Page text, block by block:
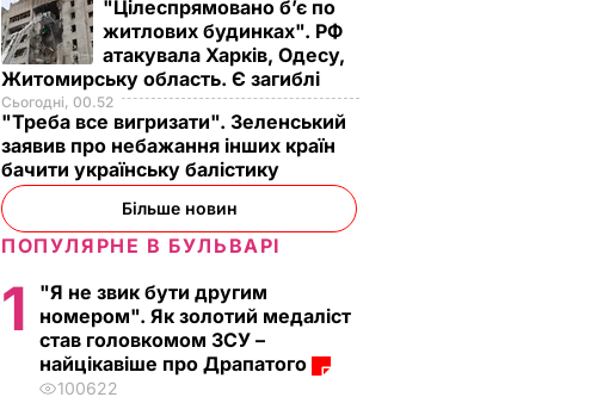
"Цілеспрямовано бʼє по
житлових будинках". РФ
атакувала Харків, Одесу,
Житомирську область. Є загиблі
Сьогодні, 00.52
"Треба все вигризати". Зеленський
заявив про небажання інших країн
бачити українську балістику
Більше новин
ПОПУЛЯРНЕ В БУЛЬВАРІ
1
"Я не звик бути другим
номером". Як золотий медаліст
став головкомом ЗСУ –
найцікавіше про Драпатого
100622